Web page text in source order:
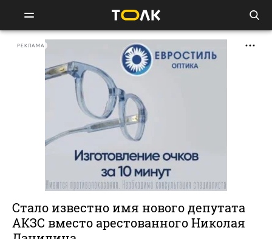
РЕКЛАМА
Стало известно имя нового депутата
АКЗС вместо арестованного Николая